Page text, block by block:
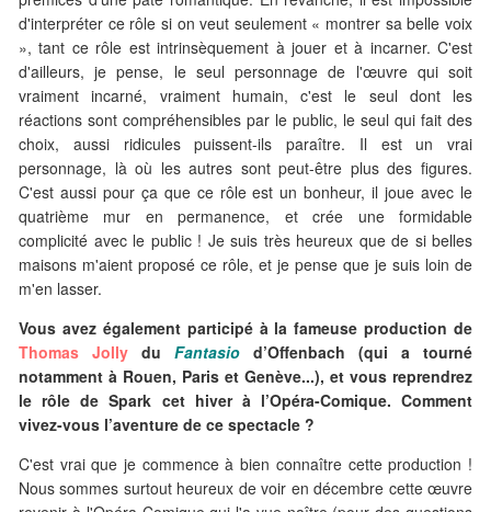
d'interpréter ce rôle si on veut seulement « montrer sa belle voix
», tant ce rôle est intrinsèquement à jouer et à incarner. C'est
d'ailleurs, je pense, le seul personnage de l'œuvre qui soit
vraiment incarné, vraiment humain, c'est le seul dont les
réactions sont compréhensibles par le public, le seul qui fait des
choix, aussi ridicules puissent-ils paraître. Il est un vrai
personnage, là où les autres sont peut-être plus des figures.
C'est aussi pour ça que ce rôle est un bonheur, il joue avec le
quatrième mur en permanence, et crée une formidable
complicité avec le public ! Je suis très heureux que de si belles
maisons m'aient proposé ce rôle, et je pense que je suis loin de
m'en lasser.
Vous avez également participé à la fameuse production de
Thomas Jolly du Fantasio d’Offenbach (qui a tourné
notamment à Rouen, Paris et Genève...), et vous reprendrez
le rôle de Spark cet hiver à l’Opéra-Comique. Comment
vivez-vous l’aventure de ce spectacle ?
C'est vrai que je commence à bien connaître cette production !
Nous sommes surtout heureux de voir en décembre cette œuvre